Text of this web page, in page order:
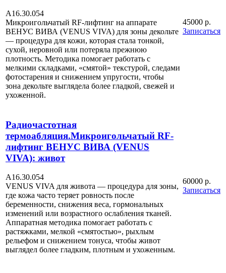
А16.30.054
Микроигольчатый RF-лифтинг на аппарате
ВЕНУС ВИВА (VENUS VIVA) для зоны декольте
— процедура для кожи, которая стала тонкой,
сухой, неровной или потеряла прежнюю
плотность. Методика помогает работать с
мелкими складками, «смятой» текстурой, следами
фотостарения и снижением упругости, чтобы
зона декольте выглядела более гладкой, свежей и
ухоженной.
45000 р.
Записаться
Радиочастотная
термоабляция.Микроигольчатый RF-
лифтинг ВЕНУС ВИВА (VENUS
VIVA): живот
А16.30.054
VENUS VIVA для живота — процедура для зоны,
где кожа часто теряет ровность после
беременности, снижения веса, гормональных
изменений или возрастного ослабления тканей.
Аппаратная методика помогает работать с
растяжками, мелкой «смятостью», рыхлым
рельефом и снижением тонуса, чтобы живот
выглядел более гладким, плотным и ухоженным.
60000 р.
Записаться